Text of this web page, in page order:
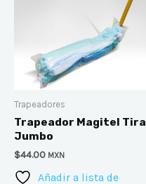
Trapeadores
Trapeador Magitel Tira
Jumbo
$44.00 MXN
Añadir a lista de